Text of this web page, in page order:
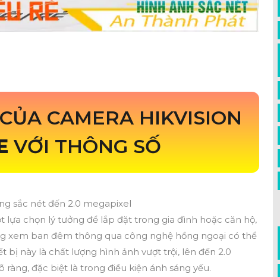
CAMERA HIKVISION
VỚI THÔNG SỐ
sắc nét đến 2.0 megapixel
lựa chọn lý tưởng để lắp đặt trong gia đình hoặc căn hộ,
xem ban đêm thông qua công nghệ hồng ngoại có thể
bị này là chất lượng hình ảnh vượt trội, lên đến 2.0
đặc biệt là trong điều kiện ánh sáng yếu.